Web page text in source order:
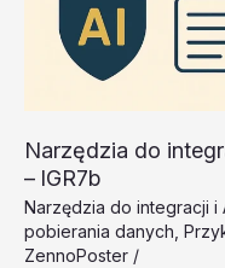
Narzędzia do
– lGR7b
Narzędzia do integracji i
pobierania danych
ZennoPoster /